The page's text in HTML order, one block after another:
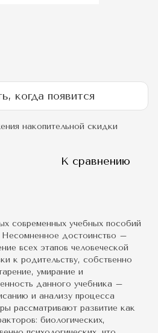
когда появится
накопительной скидки
К сравнению
современных учебных пособий
Несомненное достоинство –
всех этапов человеческой
к родительству, собственно
умирание и
данного учебника –
и анализу процесса
рассматривают развитие как
биологических,